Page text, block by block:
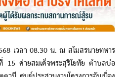
ลา 08.30 น. ณ สโมสรนายทหาร
ค่ายสมเด็จพระสุริโยทัย ตำบลบ่อ